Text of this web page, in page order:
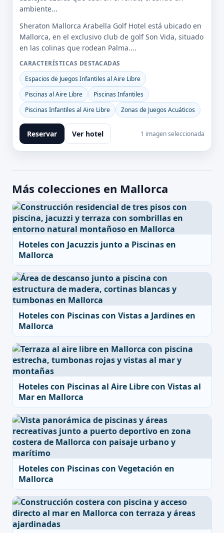
ambiente...
Sheraton Mallorca Arabella Golf Hotel está ubicado en
Mallorca, en el exclusivo club de golf Son Vida, situado
en las colinas que rodean Palma....
CARACTERÍSTICAS DESTACADAS
Espacios de Juegos Infantiles al Aire Libre
Piscinas al Aire Libre
Piscinas Infantiles
Piscinas Infantiles al Aire Libre
Zonas de Juegos Acuáticos
Reservar Ver hotel 1 imagen seleccionada
Más colecciones en Mallorca
Hoteles con Jacuzzis junto a Piscinas en
Mallorca
Hoteles con Piscinas con Vistas a Jardines en
Mallorca
Hoteles con Piscinas al Aire Libre con Vistas al
Mar en Mallorca
Hoteles con Piscinas con Vegetación en
Mallorca